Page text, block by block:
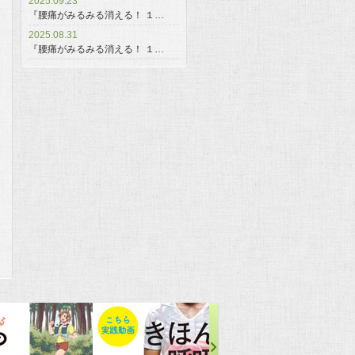
『腰痛がみるみる消える！ １…
2025.08.31
『腰痛がみるみる消える！ １…